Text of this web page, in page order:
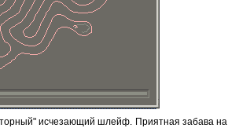
исчезающий шлейф. Приятная забава на